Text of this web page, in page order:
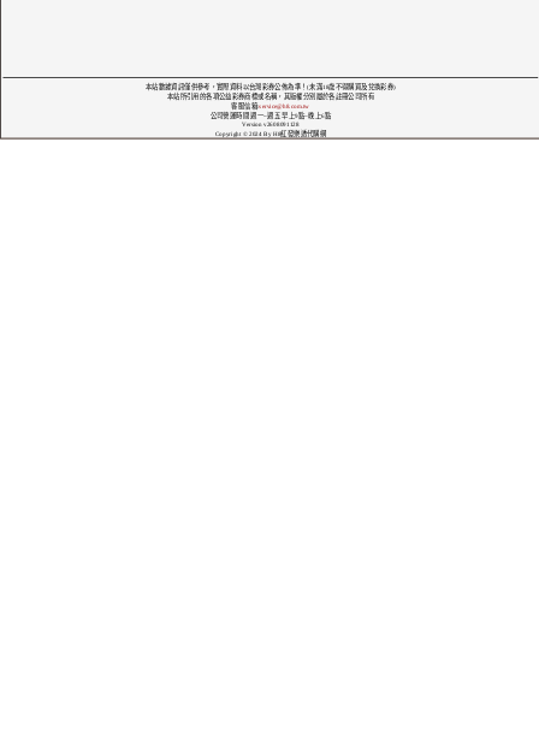
本站數據資訊僅供參考，實際資料以台灣彩券公佈為準！(未滿18歲不得購買及兌換彩券)
本站所引用的各項公益彩券商標或名稱，其版權分別屬於各註冊公司所有
客服信箱:service@h8.com.tw
公司營運時間 週一~週五 早上9點~晚上6點
Version v2608091128
Copyright © 2024 By H8紅發樂透代購網